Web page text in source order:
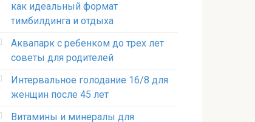
как идеальный формат
тимбилдинга и отдыха
Аквапарк с ребенком до трех лет
советы для родителей
Интервальное голодание 16/8 для
женщин после 45 лет
Витамины и минералы для